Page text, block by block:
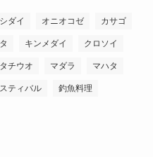
ダイ オニオコゼ カサゴ
キンメダイ クロソイ
タチウオ マダラ マハタ
ティバル 釣魚料理